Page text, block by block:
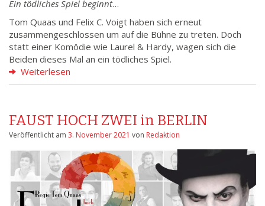
Ein tödliches Spiel beginnt…
Tom Quaas und Felix C. Voigt haben sich erneut
zusammengeschlossen um auf die Bühne zu treten. Doch
statt einer Komödie wie Laurel & Hardy, wagen sich die
Beiden dieses Mal an ein tödliches Spiel.
Weiterlesen
FAUST HOCH ZWEI in BERLIN
Veröffentlicht am 3. November 2021 von Redaktion